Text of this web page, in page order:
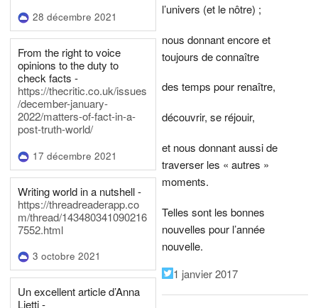
28 décembre 2021
From the right to voice
opinions to the duty to
check facts -
https://thecritic.co.uk/issues
/december-january-
2022/matters-of-fact-in-a-
post-truth-world/
17 décembre 2021
Writing world in a nutshell -
https://threadreaderapp.co
m/thread/143480341090216
7552.html
3 octobre 2021
Un excellent article d’Anna
Lietti -
l’univers (et le nôtre) ;
nous donnant encore et
toujours de connaître
des temps pour renaître,
découvrir, se réjouir,
et nous donnant aussi de
traverser les « autres »
moments.
Telles sont les bonnes
nouvelles pour l’année
nouvelle.
1 janvier 2017